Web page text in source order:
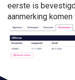
eerste is
aanmerking